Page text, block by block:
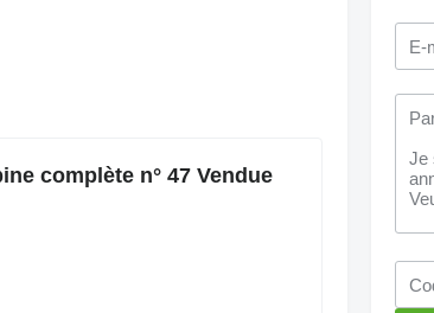
complète n° 47 Vendue